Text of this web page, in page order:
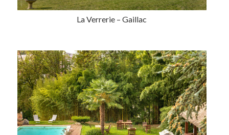
La Verrerie – Gaillac